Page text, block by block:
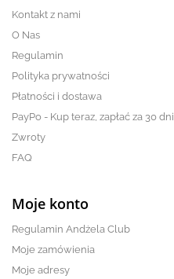
Kontakt z nami
O Nas
Regulamin
Polityka prywatności
Płatności i dostawa
PayPo - Kup teraz, zapłać za 30 dni
Zwroty
FAQ
Moje konto
Regulamin Andżela Club
Moje zamówienia
Moje adresy